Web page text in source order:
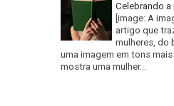
Celebrando
[image: A
artigo que
mulheres, do
uma imagem em tons mais
mostra uma mulher...